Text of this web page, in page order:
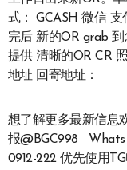
式： GCASH 微信
完后 新的OR grab 到
提供 清晰的OR CR
地址 回寄地址：
想了解更多最新信息
报@BGC998 Whats
0912-222 优先使用